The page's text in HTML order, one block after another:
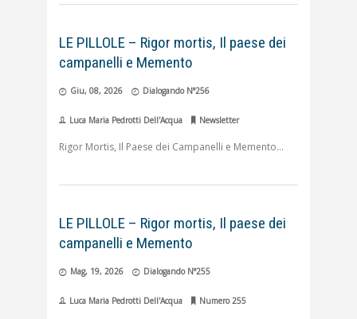
LE PILLOLE – Rigor mortis, Il paese dei
campanelli e Memento
Giu, 08, 2026 Dialogando N°256
Luca Maria Pedrotti Dell'Acqua Newsletter
Rigor Mortis, Il Paese dei Campanelli e Memento
LE PILLOLE – Rigor mortis, Il paese dei
campanelli e Memento
Mag, 19, 2026 Dialogando N°255
Luca Maria Pedrotti Dell'Acqua Numero 255